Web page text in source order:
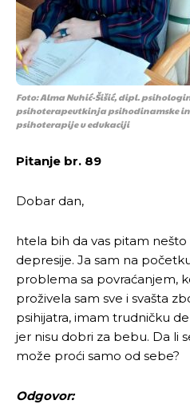
Foto: Alma Nuhić-Šišić, dipl.
psihoterapeutkinja psihodinamske
psihoterapije u edukaciji
Pitanje br. 89
Dobar dan,
htela bih da vas pitam
depresije. Ja sam na
problema sa povraćanjem,
proživela sam sve i svašta
psihijatra, imam trudničku
jer nisu dobri za bebu. Da li
može proći samo od sebe?
Odgovor: